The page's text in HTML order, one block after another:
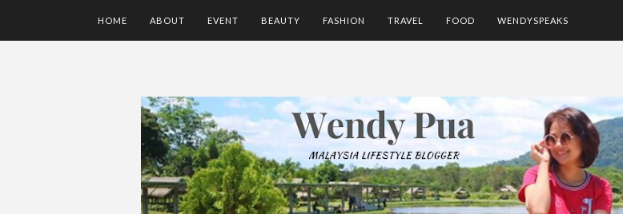
HOME ABOUT EVENT BEAUTY FASHION TRAVEL FOOD WENDYSPEAKS